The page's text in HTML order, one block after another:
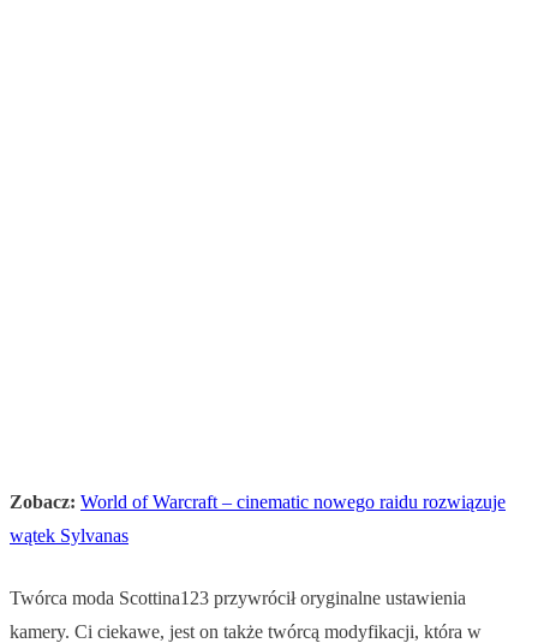
Zobacz: World of Warcraft – cinematic nowego raidu rozwiązuje
wątek Sylvanas
Twórca moda Scottina123 przywrócił oryginalne ustawienia
kamery. Ci ciekawe, jest on także twórcą modyfikacji, która w